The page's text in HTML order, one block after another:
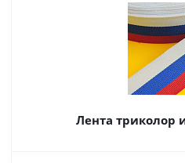
Лента триколор